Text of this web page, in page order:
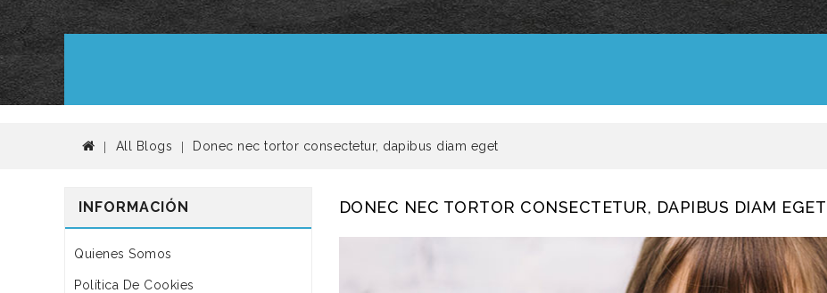
All Blogs Donec nec tortor consectetur, dapibus diam eget
INFORMACIÓN
Quienes Somos
Política De Cookies
DONEC NEC TORTOR CONSECTETUR, DAPIBUS DIAM EGET